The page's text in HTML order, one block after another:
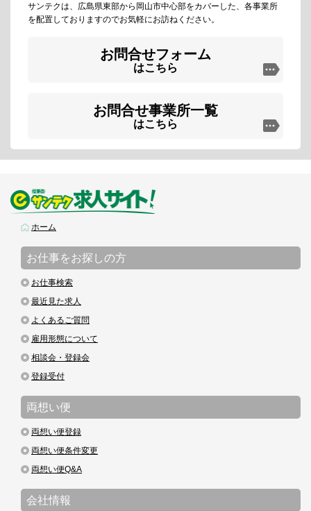
サンテクは、広島県東部から岡山市中心部をカバーした、各事業所
を配置しておりますのでお気軽にお訪ねください。
お問合せフォーム
はこちら
お問合せ事業所一覧
はこちら
ホーム
お仕事をお探しの方
お仕事検索
最近見た求人
よくあるご質問
雇用形態について
相談会・登録会
登録受付
両想い便
両想い便登録
両想い便条件変更
両想い便Q&A
会社情報